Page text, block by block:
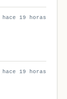
hace 19 horas
hace 19 horas